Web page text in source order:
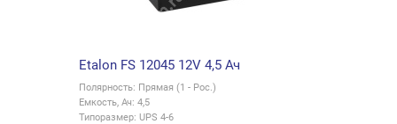
Etalon FS 12045 12V 4,5 Ач
Полярность: Прямая (1 - Рос.)
Емкость, Ач: 4,5
Типоразмер: UPS 4-6